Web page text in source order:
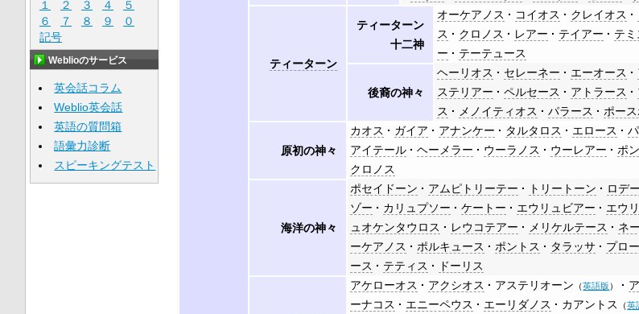
ティーターン
ティーターン
十二神
オーケアノス コイオス クレイオス
ス
クロノス レアー テイアー テミ
ー
テーテュース
後裔の神々
ヘーリオス セレーネー エーオース
ステリアー
ペルセース アトラース
ス
メノイティオス パラース ポー
原初の神々
カオス ガイア アナンケー タルタロス エロース
アイテール
ヘーメラー ウーラノス ウーレアー ポ
クロノス
海洋の神々
ポセイドーン アムピトリーテー トリートーン ロデー
ゾー
カリュプソー ケートー エウリュビアー エウ
ュオケンタウロス
レウコテアー メリケルテース ネ
ーケアノス
ポルキュース ポントス タラッサ プロ
ース
テティス ドーリス
アケローオス アクシオス アステリオーン （英語版）
ーナコス
エニーペウス エーリダノス カアントス （英
１ ２ ３ ４
５
６
７ ８ ９
０
記号
Weblioのサービス
英会話コラム
Weblio英会話
英語の質問箱
語彙力診断
スピーキングテスト